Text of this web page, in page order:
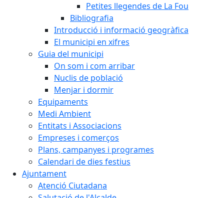
Petites llegendes de La Fou
Bibliografia
Introducció i informació geogràfica
El municipi en xifres
Guia del municipi
On som i com arribar
Nuclis de població
Menjar i dormir
Equipaments
Medi Ambient
Entitats i Associacions
Empreses i comerços
Plans, campanyes i programes
Calendari de dies festius
Ajuntament
Atenció Ciutadana